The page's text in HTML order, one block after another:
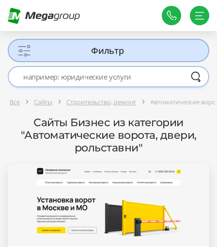
Фильтр
Все Сайты Строительство, ремонт Автоматические
Сайты Бизнес из категории
"Автоматические ворота, двери,
рольставни"